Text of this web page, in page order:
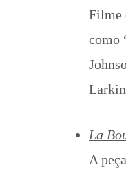
Filme
como
La
A